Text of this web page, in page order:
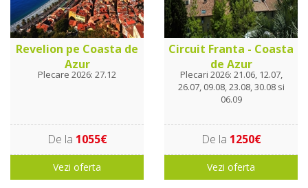
Revelion pe Coasta de
Azur
Plecare 2026: 27.12
De la 1055€
Vezi oferta
Circuit Franta - Coasta
de Azur
Plecari 2026: 21.06, 12.07,
26.07, 09.08, 23.08, 30.08 si
06.09
De la 1250€
Vezi oferta